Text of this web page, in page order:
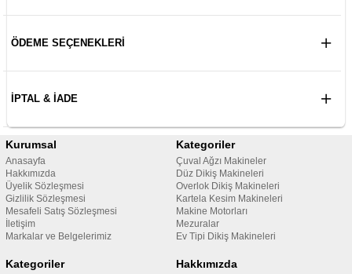
ÖDEME SEÇENEKLERI
İPTAL & İADE
Kurumsal
Anasayfa
Hakkımızda
Üyelik Sözleşmesi
Gizlilik Sözleşmesi
Mesafeli Satış Sözleşmesi
İletişim
Markalar ve Belgelerimiz
Kategoriler
Çuval Ağzı Makineler
Düz Dikiş Makineleri
Overlok Dikiş Makineleri
Kartela Kesim Makineleri
Makine Motorları
Mezuralar
Ev Tipi Dikiş Makineleri
Kategoriler Hakkımızda